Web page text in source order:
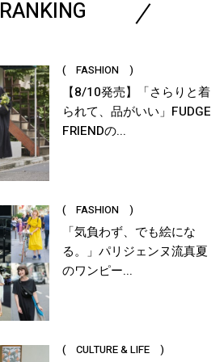
RANKING
( FASHION )
【8/10発売】「さらりと着
られて、品がいい」FUDGE
FRIENDの...
( FASHION )
「気負わず、でも絵にな
る。」パリジェンヌ流真夏
のワンピー...
( CULTURE & LIFE )